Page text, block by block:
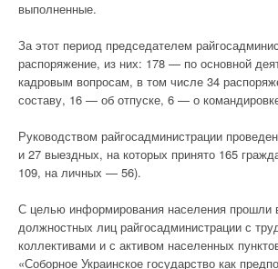
выполненные.
За этот период председателем
распоряжение, из них: 178 — по основной
кадровым вопросам, в том числе 34
составу, 16 — об отпуске, 6 — о
Руководством райгосадминистрации
и 27 выездных, на которых принято 165
109, на личных — 56).
С целью информирования населения прошли
должностных лиц райгосадминистрации с
коллективами и с активом населенных
«Соборное Украинское государство как